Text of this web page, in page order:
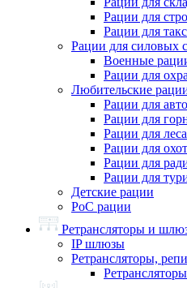
Рации для
Рации для
Рации для силовых
Военные
Рации для
Любительские
Рации для
Рации для
Рации для леса
Рации для
Рации для
Рации для
Детские рации
PoC рации
Ретрансляторы и
IP шлюзы
Ретрансляторы,